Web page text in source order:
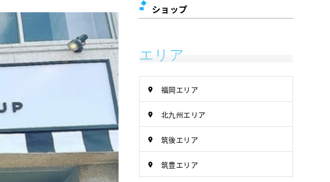
ショップ
エリア
福岡エリア
北九州エリア
筑後エリア
筑豊エリア